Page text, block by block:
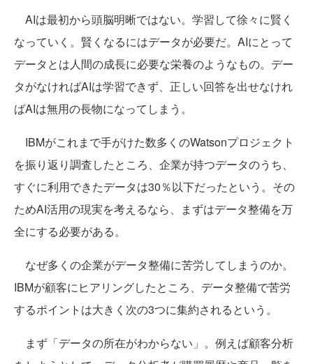
AIは最初から頭脳明晰ではない。学習して徐々に賢く
なっていく。賢くなるにはデータが必要だ。AIにとって
データとは人間の成長に必要な栄養のようなもの。デー
タがなければAIは学習できず、正しい回答を出せなけれ
ばAIは無用の長物になってしまう。
IBMがこれまで手がけた数多くのWatsonプロジェクト
を振り返り調査したところ、企業が持つデータのうち、
すぐに利用できたデータは30％以下だったという。その
ためAI活用の現実を考えるなら、まずはデータ整備を万
全にする必要がある。
なぜ多くの企業がデータ整備に苦労してしまうのか。
IBMが顧客にヒアリングしたところ、データ整備で苦労
するポイントは大きく次の3つに集約されるという。
まず「データの所在がわからない」。例えば顧客分析